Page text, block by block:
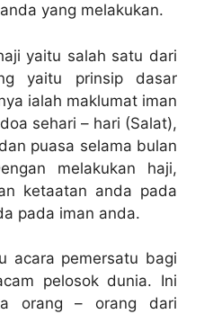
yang melakukan.
yaitu salah satu dari
yaitu prinsip dasar
ialah maklumat iman
sehari – hari (Salat),
puasa selama bulan
melakukan haji,
ketaatan anda pada
pada iman anda.
acara pemersatu bagi
pelosok dunia. Ini
orang – orang dari